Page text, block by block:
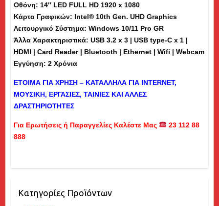
Οθόνη: 14″ LED FULL HD 1920 x 1080
Κάρτα Γραφικών: Intel® 10th Gen. UHD Graphics
Λειτουργικό Σύστημα: Windows 10/11 Pro GR
Άλλα Χαρακτηριστικά: USB 3.2 x 3 | USB type-C x 1 |
HDMI | Card Reader | Bluetooth | Ethernet | Wifi | Webcam
Εγγύηση: 2 Χρόνια
ΕΤΟΙΜΑ ΓΙΑ ΧΡΗΣΗ – ΚΑΤΑΛΛΗΛΑ ΓΙΑ INTERNET,
ΜΟΥΣΙΚΗ, ΕΡΓΑΣΙΕΣ, ΤΑΙΝΙΕΣ ΚΑΙ ΑΛΛΕΣ
ΔΡΑΣΤΗΡΙΟΤΗΤΕΣ
Για Ερωτήσεις ή Παραγγελίες Καλέστε Μας
23 112 88
888
Κατηγορίες Προϊόντων